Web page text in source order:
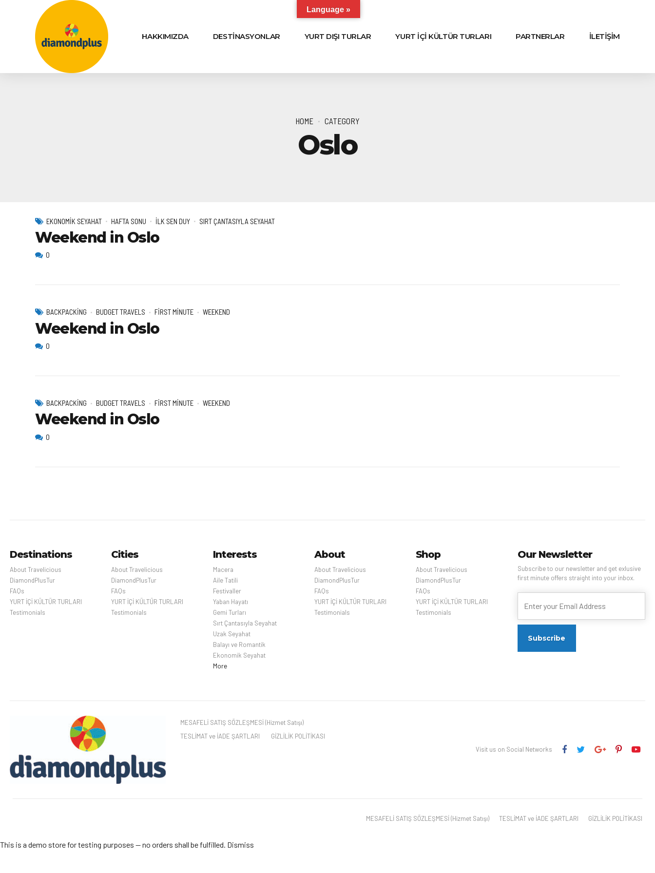
HAKKIMIZDA DESTİNASYONLAR YURT DIŞI TURLAR YURT İÇİ KÜLTÜR TURLARI PARTNERLAR İLETİŞİM
HOME CATEGORY
Oslo
EKONOMIK SEYAHAT HAFTA SONU İLK SEN DUY SIRT ÇANTASIYLA SEYAHAT
Weekend in Oslo
0
BACKPACKING BUDGET TRAVELS FIRST MINUTE WEEKEND
Weekend in Oslo
0
BACKPACKING BUDGET TRAVELS FIRST MINUTE WEEKEND
Weekend in Oslo
0
Destinations
About Travelicious
DiamondPlusTur
FAQs
YURT İÇİ KÜLTÜR TURLARI
Testimonials
Cities
About Travelicious
DiamondPlusTur
FAQs
YURT İÇİ KÜLTÜR TURLARI
Testimonials
Interests
Macera
Aile Tatili
Festivaller
Yaban Hayatı
Gemi Turları
Sırt Çantasıyla Seyahat
Uzak Seyahat
Balayı ve Romantik
Ekonomik Seyahat
More
About
About Travelicious
DiamondPlusTur
FAQs
YURT İÇİ KÜLTÜR TURLARI
Testimonials
Shop
About Travelicious
DiamondPlusTur
FAQs
YURT İÇİ KÜLTÜR TURLARI
Testimonials
Our Newsletter
Subscribe to our newsletter and get exlusive
first minute offers straight into your inbox.
MESAFELİ SATIŞ SÖZLEŞMESİ (Hizmet Satışı)
TESLİMAT ve İADE ŞARTLARI
GİZLİLİK POLİTİKASI
Visit us on Social Networks
MESAFELİ SATIŞ SÖZLEŞMESİ (Hizmet Satışı) TESLİMAT ve İADE ŞARTLARI GİZLİLİK POLİTİKASI
Language »
This is a demo store for testing purposes — no orders shall be fulfilled. Dismiss